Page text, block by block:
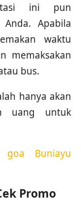
ini pun
Apabila
waktu
memaksakan
bus.
hanya akan
uang untuk
goa Buniayu
Promo